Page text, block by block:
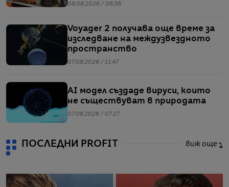
08.08.2026 / 06:36
Voyager 2 получава още време за
изследване на междузвездното
пространство
07.08.2026 / 11:47
AI модел създаде вируси, които
не съществуват в природата
07.08.2026 / 07:27
ПОСЛЕДНИ PROFIT виж още